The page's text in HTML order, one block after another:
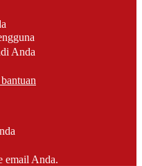
Anda
email Anda.